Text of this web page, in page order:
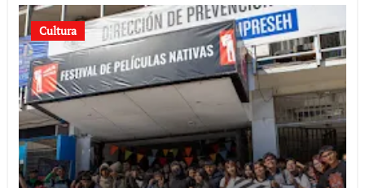
Cultura